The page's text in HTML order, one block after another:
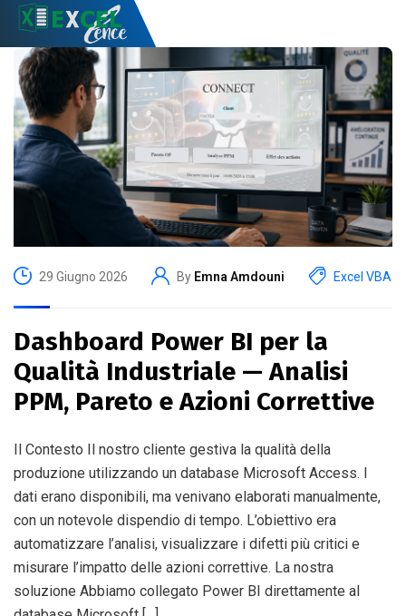
29 Giugno 2026 By Emna Amdouni Excel VBA
Dashboard Power BI per la
Qualità Industriale — Analisi
PPM, Pareto e Azioni Correttive
Il Contesto Il nostro cliente gestiva la qualità della
produzione utilizzando un database Microsoft Access. I
dati erano disponibili, ma venivano elaborati manualmente,
con un notevole dispendio di tempo. L’obiettivo era
automatizzare l’analisi, visualizzare i difetti più critici e
misurare l’impatto delle azioni correttive. La nostra
soluzione Abbiamo collegato Power BI direttamente al